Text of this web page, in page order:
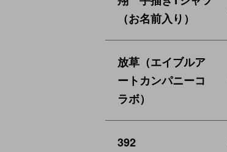
（お名前入り）
放草（エイブルア
ートカンパニーコ
ラボ）
392